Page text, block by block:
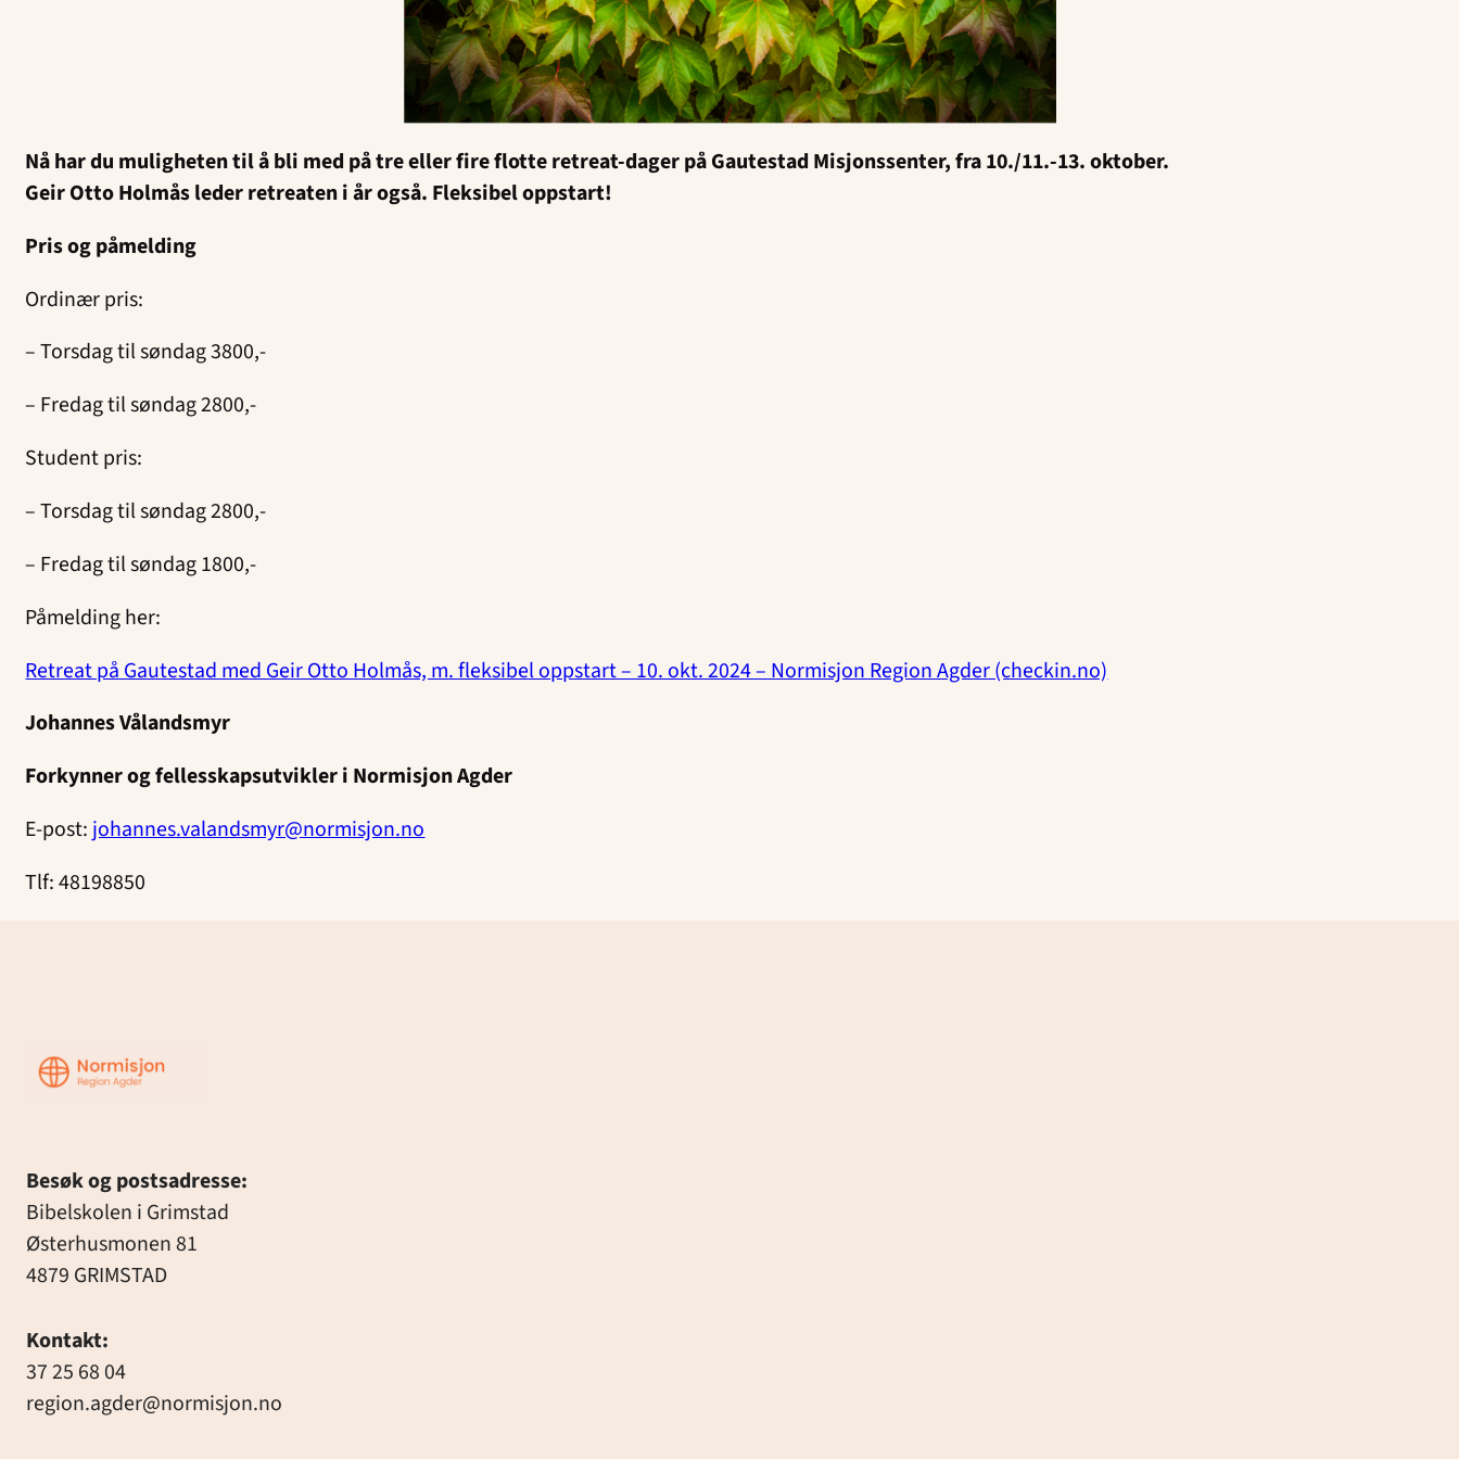
Nå har du muligheten til å bli med på tre eller fire flotte retreat-dager på Gautestad Misjonssenter, fra 10./11.-13. oktober.
Geir Otto Holmås leder retreaten i år også. Fleksibel oppstart!
Pris og påmelding
Ordinær pris:
– Torsdag til søndag 3800,-
– Fredag til søndag 2800,-
Student pris:
– Torsdag til søndag 2800,-
– Fredag til søndag 1800,-
Påmelding her:
Retreat på Gautestad med Geir Otto Holmås, m. fleksibel oppstart – 10. okt. 2024 – Normisjon Region Agder (checkin.no)
Johannes Vålandsmyr
Forkynner og fellesskapsutvikler i Normisjon Agder
E-post: johannes.valandsmyr@normisjon.no
Tlf: 48198850
Region
Agder
Besøk og postsadresse:
Bibelskolen i Grimstad
Østerhusmonen 81
4879 GRIMSTAD
Kontakt:
37 25 68 04
region.agder@normisjon.no